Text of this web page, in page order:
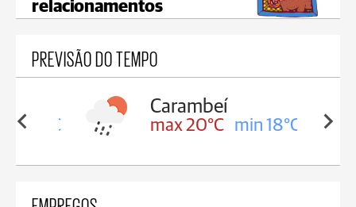
relacionamentos
PREVISÃO DO TEMPO
18°C
Carambeí
max 20°C min 18°C